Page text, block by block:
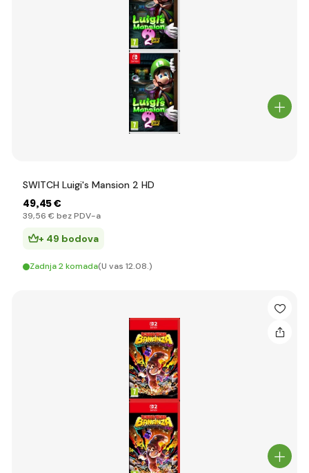
SWITCH Luigi's Mansion 2 HD
49,45 €
39,56 € bez PDV-a
+ 49 bodova
Zadnja 2 komada(U vas 12.08.)